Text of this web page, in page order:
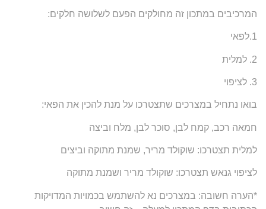
המרכיבים במתכון זה מחולקים הפעם לשלושה חלקים:
1.לפאי
2. למלית
3. לציפוי
בואו נתחיל במצרכים שתצטרכו על מנת להכין את הפאי:
חמאה רכב, קמח לבן, סוכר לבן, מלח וביצה
למלית תצטרכו: שוקולד מריר, שמנת מתוקה וביצים
לציפוי גנאש תצטרכו: שוקולד מריר ושמנת מתוקה
*הערה חשובה: במצרכים נא להשתמש בכמויות המדויקות